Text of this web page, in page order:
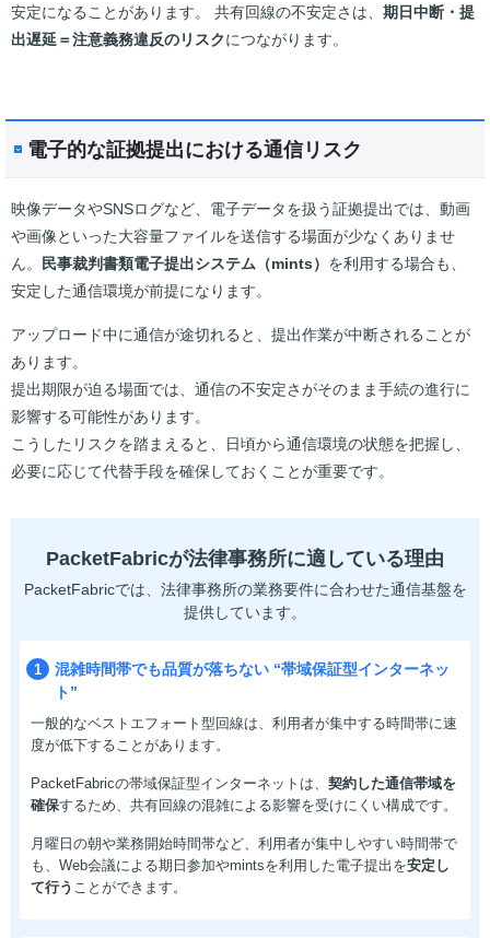
安定になることがあります。 共有回線の不安定さは、 期日中断・提
出遅延＝注意義務違反のリスクにつながります。
電子的な証拠提出における通信リスク
映像データやSNSログなど、電子データを扱う証拠提出では、動画
や画像といった大容量ファイルを送信する場面が少なくありませ
ん。
民事裁判書類電子提出システム（mints） を利用する場合も、
安定した通信環境が前提になります。
アップロード中に通信が途切れると、提出作業が中断されることが
あります。
提出期限が迫る場面では、通信の不安定さがそのまま手続の進行に
影響する可能性があります。
こうしたリスクを踏まえると、日頃から通信環境の状態を把握し、
必要に応じて代替手段を確保しておくことが重要です。
PacketFabricが法律事務所に適している理由
PacketFabricでは、法律事務所の業務要件に合わせた通信基盤を
提供しています。
1 混雑時間帯でも品質が落ちない “帯域保証型インターネッ
ト”
一般的なベストエフォート型回線は、利用者が集中する時間帯に速
度が低下することがあります。
PacketFabricの帯域保証型インターネットは、 契約した通信帯域を
確保するため、共有回線の混雑による影響を受けにくい構成です。
月曜日の朝や業務開始時間帯など、利用者が集中しやすい時間帯で
も、Web会議による期日参加やmintsを利用した電子提出を安定し
て行う ことができます。